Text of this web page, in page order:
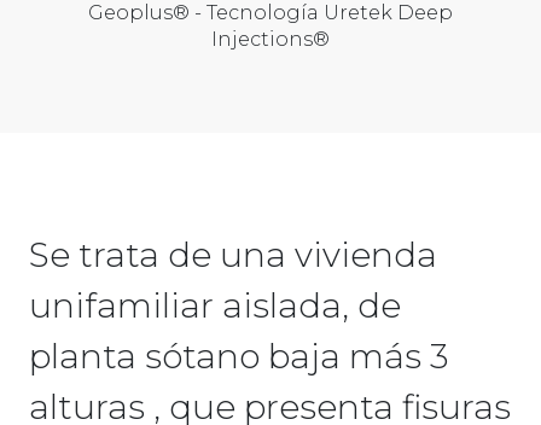
Geoplus® - Tecnología Uretek Deep
Injections®
Se trata de una vivienda
unifamiliar aislada, de
planta sótano baja más 3
alturas , que presenta fisuras